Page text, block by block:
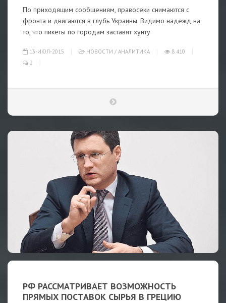
По приходящим сообщениям, правосеки снимаются с
фронта и двигаются в глубь Украины. Видимо надежд на
то, что пикеты по городам заставят хунту
13-ИЮЛ-2015 НОВОСТИ / АНАЛИТИКА
8 410
2
РФ РАССМАТРИВАЕТ ВОЗМОЖНОСТЬ
ПРЯМЫХ ПОСТАВОК СЫРЬЯ В ГРЕЦИЮ